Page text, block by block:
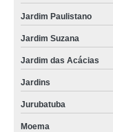
Jardim Paulistano
Jardim Suzana
Jardim das Acácias
Jardins
Jurubatuba
Moema